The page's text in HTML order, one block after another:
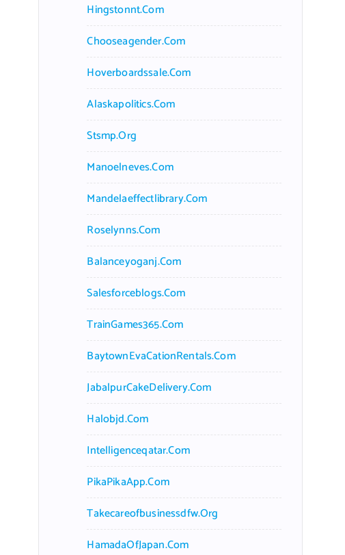
Hingstonnt.com
Chooseagender.com
Hoverboardssale.com
Alaskapolitics.com
Stsmp.org
Manoelneves.com
Mandelaeffectlibrary.com
Roselynns.com
Balanceyoganj.com
Salesforceblogs.com
TrainGames365.com
BaytownEvaCationRentals.com
JabalpurCakeDelivery.com
Halobjd.com
Intelligenceqatar.com
PikaPikaApp.com
Takecareofbusinessdfw.org
HamadaOfJapan.com